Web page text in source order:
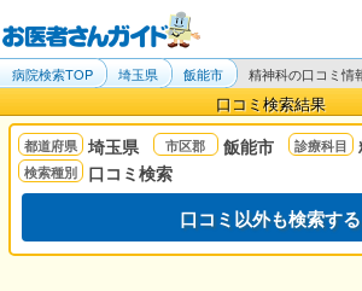
病院検索TOP 埼玉県 飯能市 精神科の口コミ情
口コミ検索結果
埼玉県 飯能市
口コミ検索
口コミ以外も検索する